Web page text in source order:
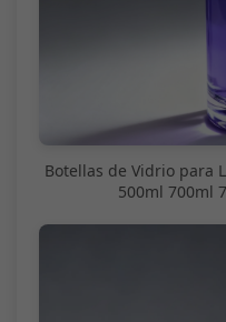
Botellas de Vidrio para
500ml 700ml